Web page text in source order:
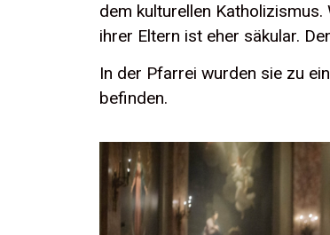
dem kulturellen
ihrer Eltern ist eher säkular.
In der Pfarrei wurden sie zu
befinden.